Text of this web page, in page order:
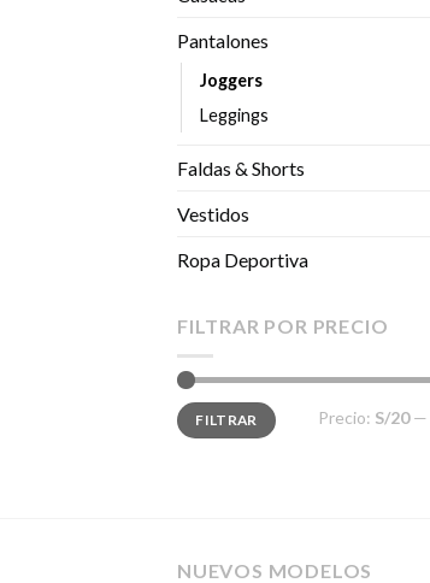
Pantalones
Joggers
Leggings
Faldas & Shorts
Vestidos
Ropa Deportiva
FILTRAR POR PRECIO
Precio
mínimo
Precio
máximo
FILTRAR Precio: S/20—
NUEVOS MODELOS